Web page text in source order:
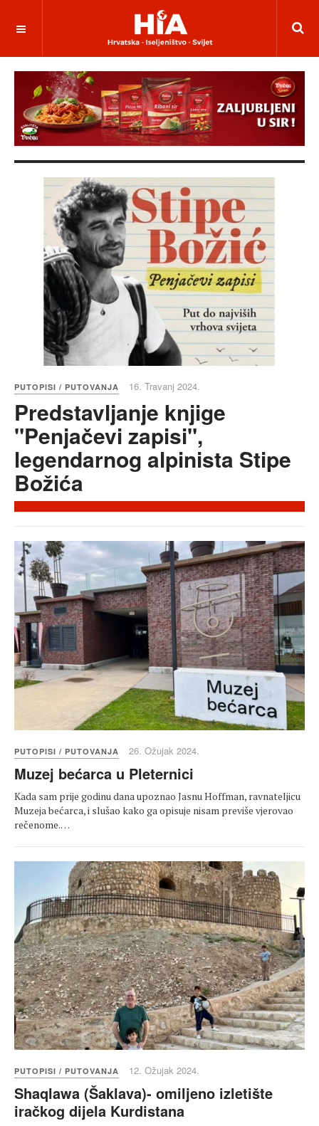
PUTOPISI / PUTOVANJA 16. Travanj 2024.
Predstavljanje knjige
"Penjačevi zapisi",
legendarnog alpinista Stipe
Božića
PUTOPISI / PUTOVANJA 26. Ožujak 2024.
Muzej bećarca u Pleternici
Kada sam prije godinu dana upoznao Jasnu Hoffman, ravnateljicu
Muzeja bećarca, i slušao kako ga opisuje nisam previše vjerovao
rečenome.…
PUTOPISI / PUTOVANJA 12. Ožujak 2024.
Shaqlawa (Šaklava)- omiljeno izletište
iračkog dijela Kurdistana